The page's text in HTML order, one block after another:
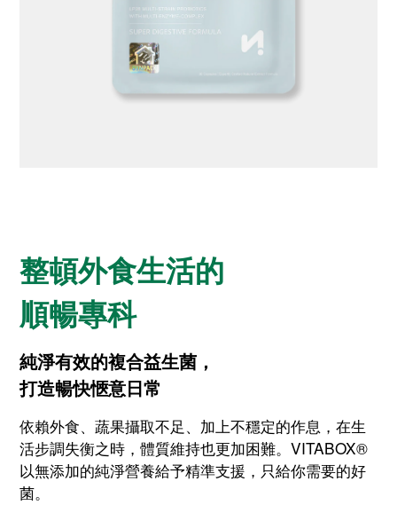
整頓外食生活的
順暢專科
純淨有效的複合益生菌，
打造暢快愜意日常
依賴外食、蔬果攝取不足、加上不穩定的作息，在生
活步調失衡之時，體質維持也更加困難。VITABOX®
以無添加的純淨營養給予精準支援，只給你需要的好
菌。